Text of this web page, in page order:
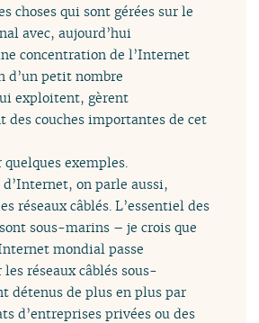
choses qui sont gérées sur le
avec, aujourd’hui
concentration de l’Internet
d’un petit nombre
exploitent, gèrent
des couches importantes de cet
exemples.
d’Internet, on parle aussi,
réseaux câblés. L’essentiel des
sous-marins – je crois que
mondial passe
réseaux câblés sous-
détenus de plus en plus par
d’entreprises privées ou des